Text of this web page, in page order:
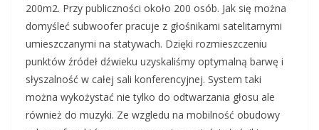
200m2. Przy publiczności około 200 osób. Jak się można
domyśleć subwoofer pracuje z głośnikami satelitarnymi
umieszczanymi na statywach. Dzięki rozmieszczeniu
punktów źródeł dźwieku uzyskaliśmy optymalną barwę i
słyszalność w całej sali konferencyjnej. System taki
można wykożystać nie tylko do odtwarzania głosu ale
również do muzyki. Ze wzgledu na mobilność obudowy